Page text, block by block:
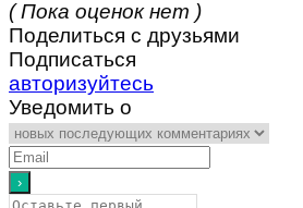
( Пока оценок нет )
Поделиться с друзьями
Подписаться
авторизуйтесь
Уведомить о